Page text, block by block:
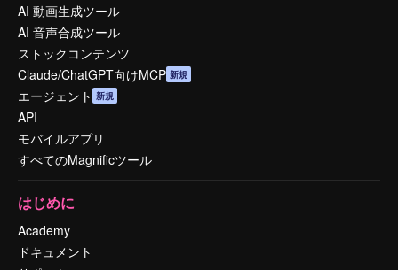
AI 動画生成ツール
AI 音声合成ツール
ストックコンテンツ
Claude/ChatGPT向けMCP 新規
エージェント 新規
API
モバイルアプリ
すべてのMagnificツール
はじめに
Academy
ドキュメント